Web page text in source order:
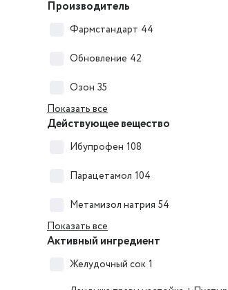
Производитель
Фармстандарт 44
Обновление 42
Озон 35
Показать все
Действующее вещество
Ибупрофен 108
Парацетамол 104
Метамизол натрия 54
Показать все
Активный ингредиент
Желудочный сок 1